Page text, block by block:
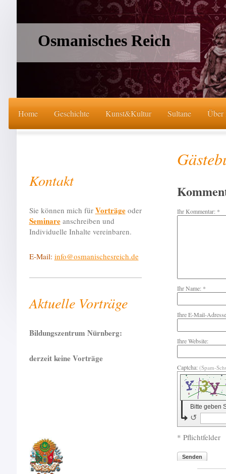
Osmanisches Reich
Home Geschichte Kunst&Kultur Sultane Über
Ihr Kommentar: *
Ihr Name: *
Ihre E-Mail-
Ihre Website:
Captcha:(Spam-
Bitte geben
↺
* Pflichtfelder
Senden
Kontakt
Sie können mich für Vorträgeoder
Seminareanschreiben und
Individuelle Inhalte vereinbaren.
E-Mail: info@osmanischesreich.de
Aktuelle Vorträge
Bildungszentrum Nürnberg:
derzeit keine Vorträge